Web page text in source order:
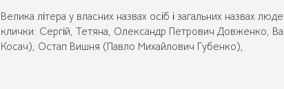
Велика літера у власних назвах осіб і загальних назвах
клички: Сергій, Тетяна, Олександр Петрович Довженко,
Косач), Остап Вишня (Павло Михайлович Губенко),